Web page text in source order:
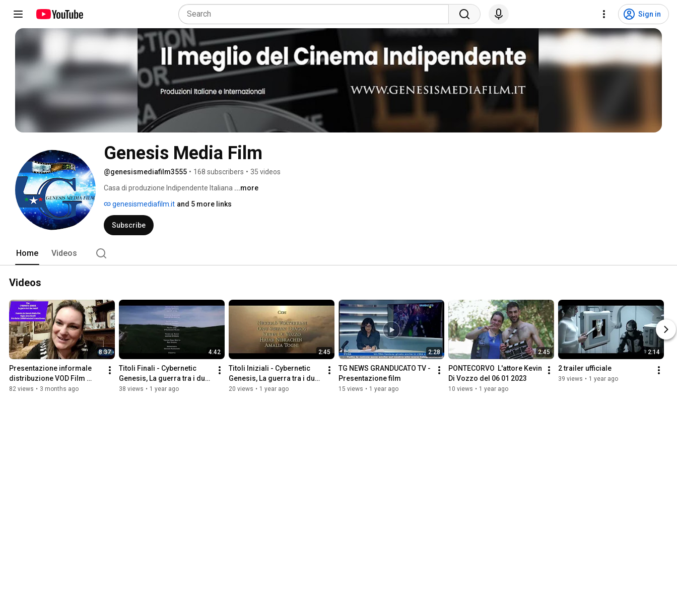
Sign in
Genesis Media Film
@genesismediafilm3555 • 168 subscribers • 35 videos
Casa di produzione Indipendente Italiana ...more
genesismediafilm.it and 5 more links
Subscribe
Home Videos
Videos
8:37
Presentazione informale
distribuzione VOD Film
Cinema DAL 24 APRILE 2026
82 views • 3 months ago
4:42
Titoli Finali - Cybernetic
Genesis, La guerra tra i due
mondi
38 views • 1 year ago
2:45
Titoli Iniziali - Cybernetic
Genesis, La guerra tra i due
mondi
20 views • 1 year ago
2:28
TG NEWS GRANDUCATO TV -
Presentazione film
15 views • 1 year ago
2:45
PONTECORVO  L'attore Kevin
Di Vozzo del 06 01 2023
10 views • 1 year ago
2:14
2 trailer ufficiale
39 views • 1 year ago